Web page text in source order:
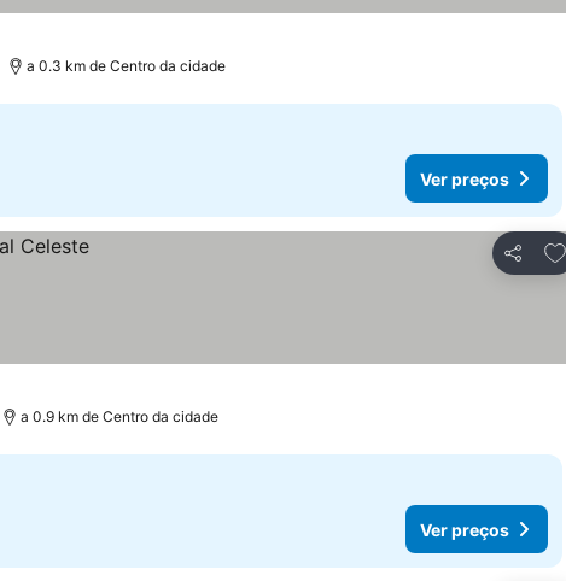
a 0.3 km de Centro da cidade
Ver preços
a 0.9 km de Centro da cidade
Ver preços